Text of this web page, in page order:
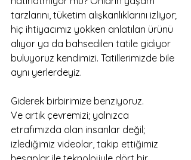
tarzlarını, tüketim alışkanlıklarını izliyor;
hiç ihtiyacımız yokken anlatılan ürünü
alıyor ya da bahsedilen tatile gidiyor
buluyoruz kendimizi. Tatillerimizde bile
aynı yerlerdeyiz.
Giderek birbirimize benziyoruz.
Ve artık çevremizi; yalnızca
etrafımızda olan insanlar değil;
izlediğimiz videolar, takip ettiğimiz